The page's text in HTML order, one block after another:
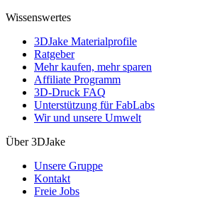
Wissenswertes
3DJake Materialprofile
Ratgeber
Mehr kaufen, mehr sparen
Affiliate Programm
3D-Druck FAQ
Unterstützung für FabLabs
Wir und unsere Umwelt
Über 3DJake
Unsere Gruppe
Kontakt
Freie Jobs